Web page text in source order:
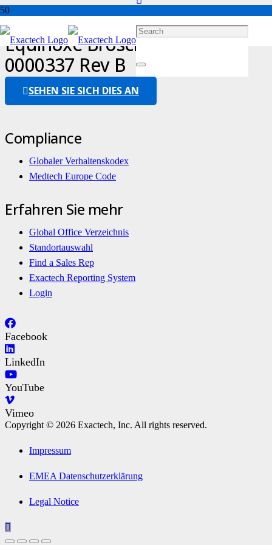
Equinoxe Broschüre – 12-
0000337 Rev B
SEHEN SIE SICH DIES AN
Compliance
Globaler Verhaltenskodex
Medtech Europe Code
Erfahren Sie mehr
Global Office Verzeichnis
Standortauswahl
Find a Sales Rep
Exactech Reporting System
Login
Facebook
LinkedIn
YouTube
Vimeo
Copyright © 2026 Exactech, Inc. All rights reserved.
Impressum
EMEA Datenschutzerklärung
Legal Notice